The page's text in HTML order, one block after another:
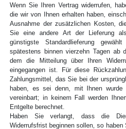
Wenn Sie Ihren Vertrag widerrufen,
die wir von Ihnen erhalten haben,
Ausnahme der zusätzlichen Kosten,
Sie eine andere Art der Lieferung
günstigste Standardlieferung
spätestens binnen vierzehn Tagen ab
dem die Mitteilung über Ihren
eingegangen ist. Für diese
Zahlungsmittel, das Sie bei der
haben, es sei denn, mit Ihnen wurde
vereinbart; in keinem Fall werden
Entgelte berechnet.
Haben Sie verlangt, dass die
Widerrufsfrist beginnen sollen, so haben